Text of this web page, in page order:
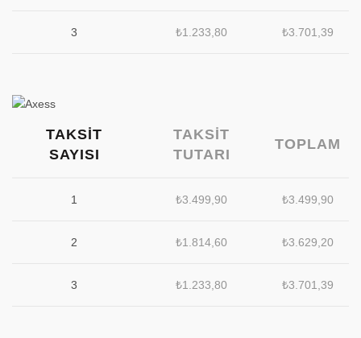
3 ₺1.233,80 ₺3.701,39
TAKSIT
SAYISI
TAKSIT
TUTARI
TOPLAM
1 ₺3.499,90 ₺3.499,90
2 ₺1.814,60 ₺3.629,20
3 ₺1.233,80 ₺3.701,39